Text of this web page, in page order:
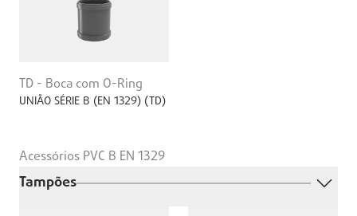
TD - Boca com O-Ring
UNIÃO SÉRIE B (EN 1329) (TD)
Acessórios PVC B EN 1329
Tampões